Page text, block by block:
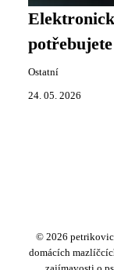
Ostatní
24. 05. 2026
© 2026
domácích